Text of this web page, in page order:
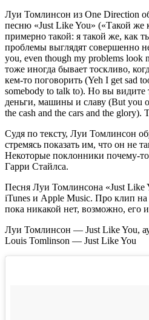
Луи Томлинсон из One Direction
песню «Just Like You» («Такой же
примерно такой: я такой же, как
проблемы выглядят совершенно
you, even though my problems
тоже иногда бывает тоскливо,
кем-то поговорить (Yeh I get sad
somebody to talk to). Но вы видите
деньги, машины и славу (But you
the cash and the cars and the glory).
Судя по тексту, Луи Томлинсон
стремясь показать им, что он не
Некоторые поклонники почему-
Гарри Стайлса.
Песня Луи Томлинсона «Just Like
iTunes и Apple Music. Про клип
пока никакой нет, возможно, его и
Луи Томлинсон — Just Like You,
Louis Tomlinson — Just Like You